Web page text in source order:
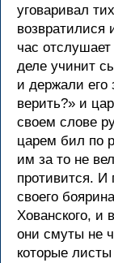
уговаривал
возвратилися
час
деле учинит
и держали его
верить?» и
своем слове
царем бил по
им за то не
противится. И
своего
Хованского, и
они смуты не
которые